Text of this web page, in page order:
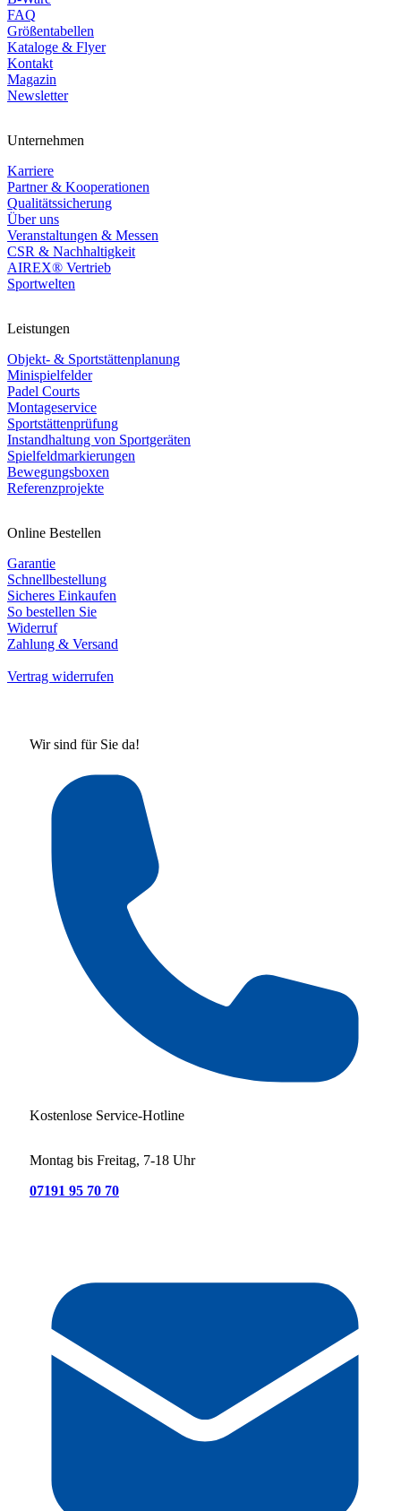
FAQ
Größentabellen
Kataloge & Flyer
Kontakt
Magazin
Newsletter
Unternehmen
Karriere
Partner & Kooperationen
Qualitätssicherung
Über uns
Veranstaltungen & Messen
CSR & Nachhaltigkeit
AIREX® Vertrieb
Sportwelten
Leistungen
Objekt- & Sportstättenplanung
Minispielfelder
Padel Courts
Montageservice
Sportstättenprüfung
Instandhaltung von Sportgeräten
Spielfeldmarkierungen
Bewegungsboxen
Referenzprojekte
Online Bestellen
Garantie
Schnellbestellung
Sicheres Einkaufen
So bestellen Sie
Widerruf
Zahlung & Versand
Vertrag widerrufen
Wir sind für Sie da!
Kostenlose Service-Hotline
Montag bis Freitag, 7-18 Uhr
07191 95 70 70